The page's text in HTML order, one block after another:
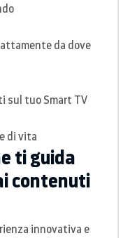
da dove
sul tuo Smart TV
di vita
ti guida
contenuti
innovativa e